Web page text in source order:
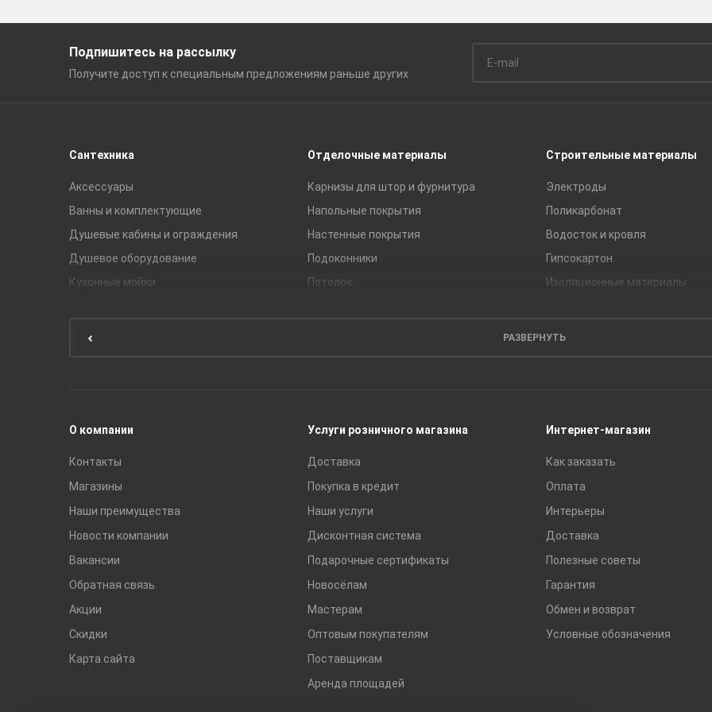
Подпишитесь на рассылку
Получите доступ к специальным предложениям раньше других
Сантехника
Аксессуары
Ванны и комплектующие
Душевые кабины и ограждения
Душевое оборудование
Кухонные мойки
Отделочные материалы
Карнизы для штор и фурнитура
Напольные покрытия
Настенные покрытия
Подоконники
Потолок
Строительные материалы
Электроды
Поликарбонат
Водосток и кровля
Гипсокартон
Изоляционные материалы
Сухие смеси
РАЗВЕРНУТЬ
О компании
Контакты
Магазины
Наши преимущества
Новости компании
Вакансии
Обратная связь
Акции
Скидки
Карта сайта
Услуги розничного магазина
Доставка
Покупка в кредит
Наши услуги
Дисконтная система
Подарочные сертификаты
Новосёлам
Мастерам
Оптовым покупателям
Поставщикам
Аренда площадей
Интернет-магазин
Как заказать
Оплата
Интерьеры
Доставка
Полезные советы
Гарантия
Обмен и возврат
Условные обозначения